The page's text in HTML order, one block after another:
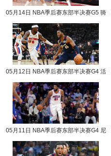
05月14日 NBA季后赛东部半决赛G5 骑
05月12日 NBA季后赛东部半决赛G4 活
05月11日 NBA季后赛东部半决赛G4 尼